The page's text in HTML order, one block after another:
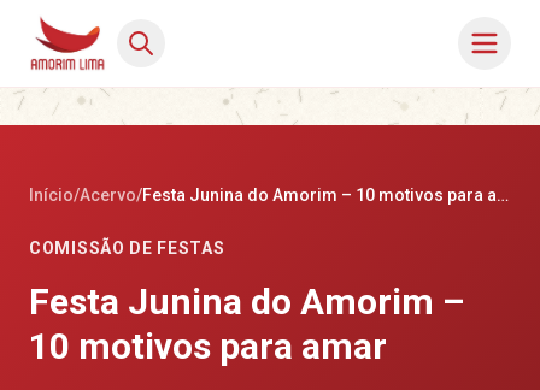
Início/Acervo/ Festa Junina do Amorim – 10 motivos para amar
COMISSÃO DE FESTAS
Festa Junina do Amorim –
10 motivos para amar